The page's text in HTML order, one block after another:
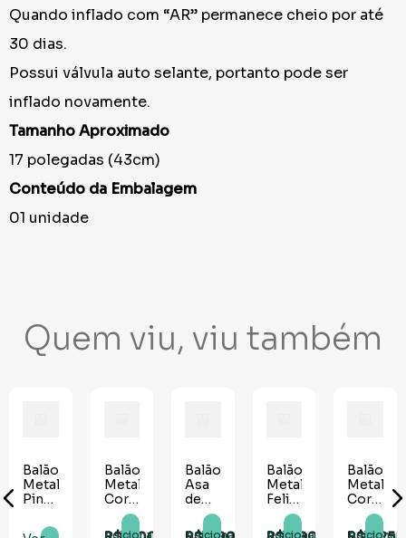
Quando inflado com “AR” permanece cheio por até
30 dias.
Possui válvula auto selante, portanto pode ser
inflado novamente.
Tamanho Aproximado
17 polegadas (43cm)
Conteúdo da Embalagem
01 unidade
Quem viu, viu também
Balão
Metalizado
Pink
Números
Balão
Metalizado
Coração
Nacarado
18"
Adicionar
Balão
Asa
de
Borboleta
Azul
Adicionar
Balão
Metalizado
Feliz
Aniversário
Bolo
Adicionar
Balão
Coração
Pink
18"
Adicionar